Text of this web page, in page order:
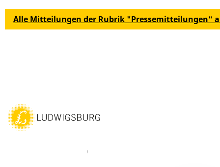
Alle Mitteilungen der Rubrik "Pressemitteilungen"
LinkedIn